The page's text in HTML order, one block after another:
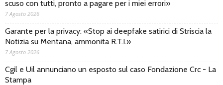
scuso con tutti, pronto a pagare per i miei errori»
7 Agosto 2026
Garante per la privacy: «Stop ai deepfake satirici di Striscia la
Notizia su Mentana, ammonita R.T.I.»
7 Agosto 2026
Cgil e Uil annunciano un esposto sul caso Fondazione Crc - La
Stampa